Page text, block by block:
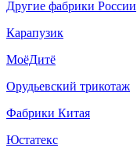
Другие фабрики России
Карапузик
МоёДитё
Орудьевский трикотаж
Фабрики Китая
Юстатекс